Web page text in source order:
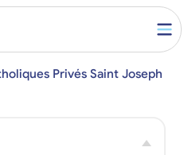
Privés Saint Joseph